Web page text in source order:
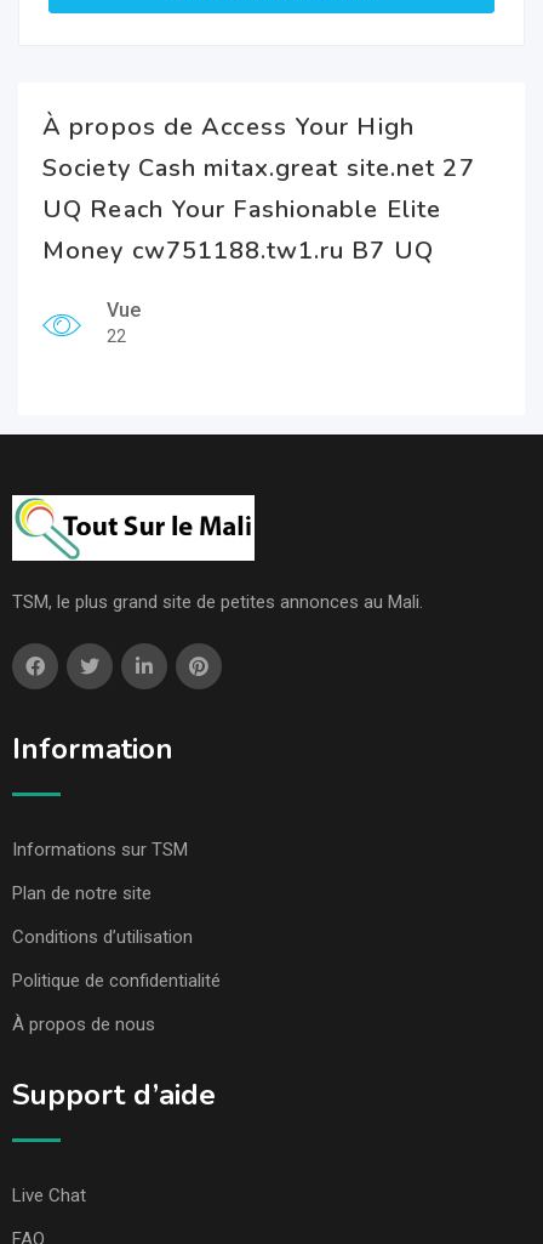
À propos de Access Your High
Society Cash mitax.great site.net 27
UQ Reach Your Fashionable Elite
Money cw751188.tw1.ru B7 UQ
Vue
22
TSM, le plus grand site de petites annonces au Mali.
Information
Informations sur TSM
Plan de notre site
Conditions d’utilisation
Politique de confidentialité
À propos de nous
Support d’aide
Live Chat
FAQ